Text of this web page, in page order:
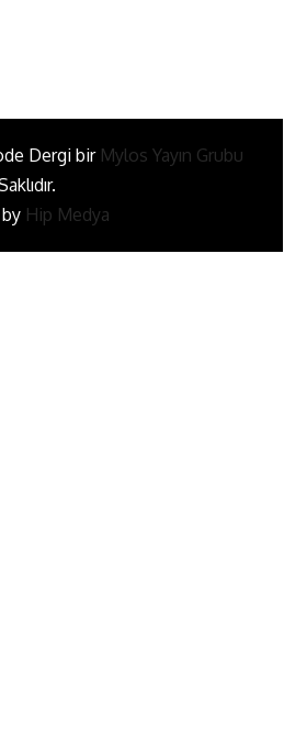
Dergi bir Mylos Yayın Grubu
Hip Medya